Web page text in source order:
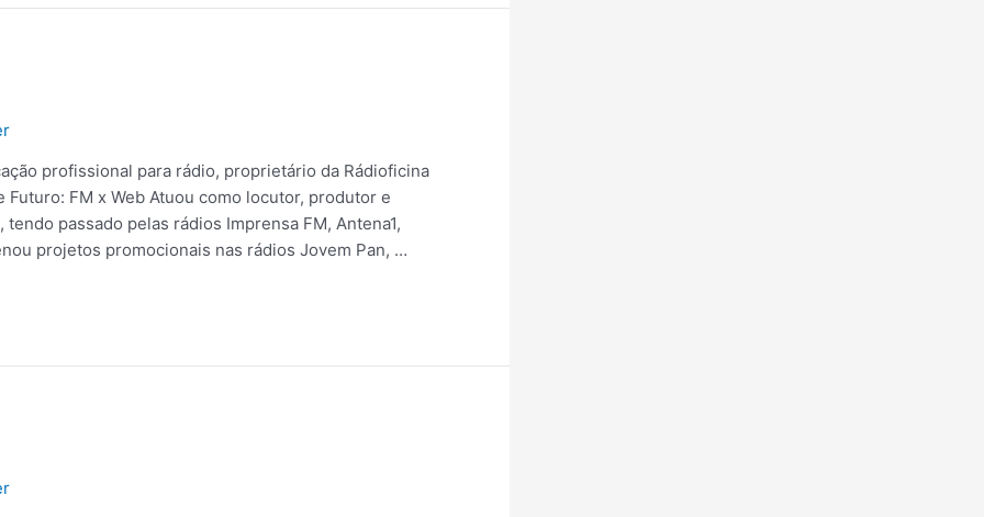
profissional para rádio, proprietário da Rádioficina
FM x Web Atuou como locutor, produtor e
passado pelas rádios Imprensa FM, Antena1,
projetos promocionais nas rádios Jovem Pan, …